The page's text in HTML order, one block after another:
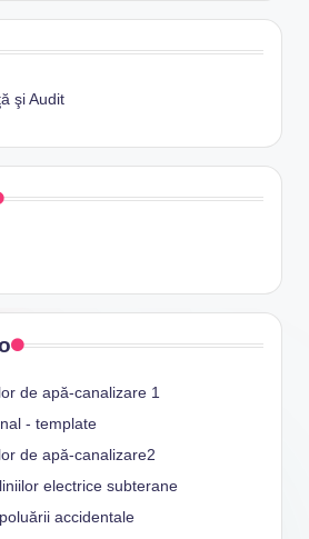
şi Audit
de apă-canalizare 1
- template
de apă-canalizare2
electrice subterane
accidentale